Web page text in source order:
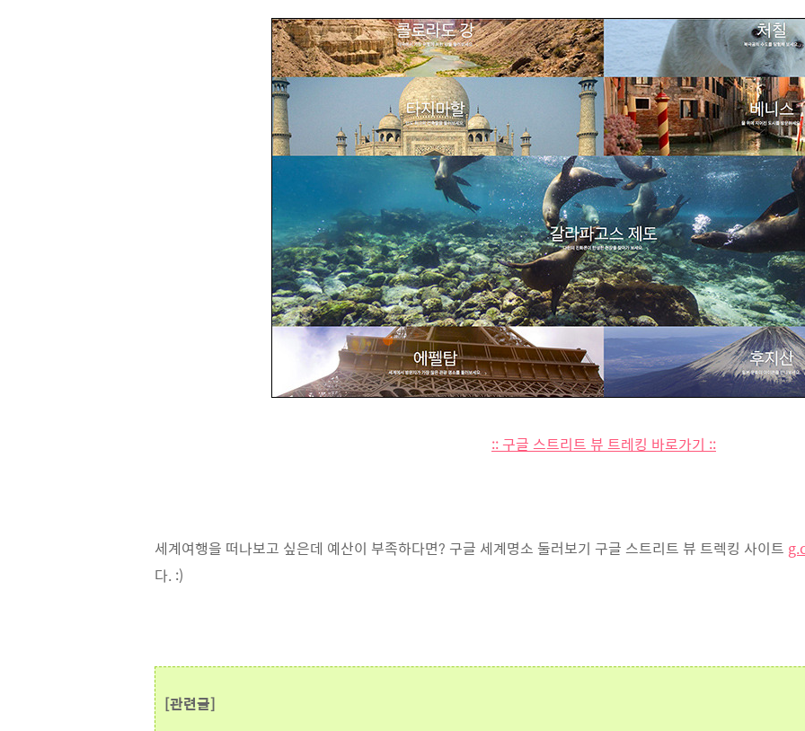
:: 구글 스트리트 뷰 트레킹 바로가기 ::
세계여행을 떠나보고 싶은데 예산이 부족하다면? 구글 세계명소 둘러보기 구글 스트리트 뷰 트렉킹 사이트
다. :)
[관련글]